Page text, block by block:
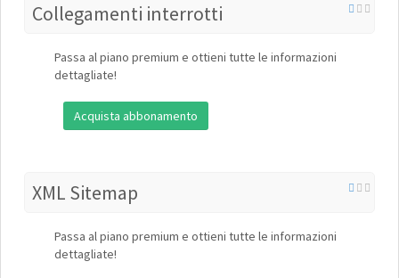
Collegamenti interrotti
Passa al piano premium e ottieni tutte le informazioni
dettagliate!
Acquista abbonamento
XML Sitemap
Passa al piano premium e ottieni tutte le informazioni
dettagliate!